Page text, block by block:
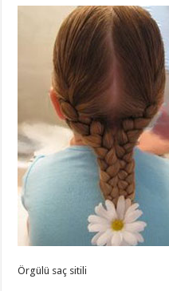
Örgülü saç sitili